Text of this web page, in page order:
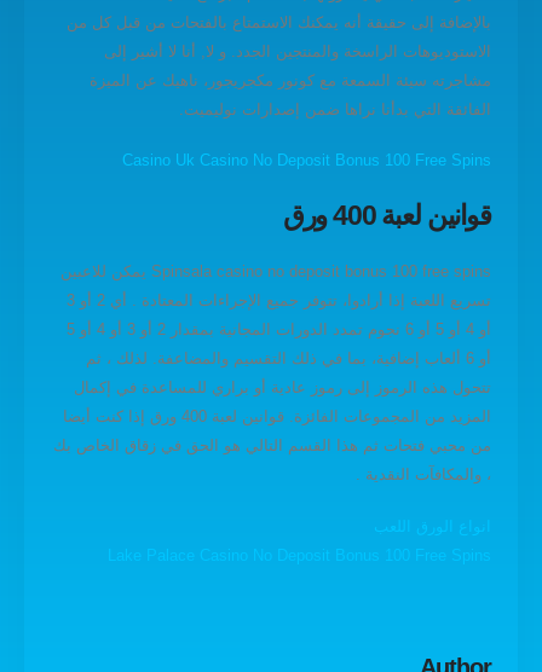
بالإضافة إلى حقيقة أنه يمكنك الاستمتاع بالفتحات من قبل كل من
الاستوديوهات الراسخة والمنتجين الجدد. و لا, أنا لا أشير إلى
مشاجرته سيئة السمعة مع كونور مكجريجور، ناهيك عن الميزة
الفائقة التي بدأنا نراها ضمن إصدارات نوليميت.
Casino Uk Casino No Deposit Bonus 100 Free Spins
قوانين لعبة 400 ورق
Spinsala casino no deposit bonus 100 free spins يمكن للاعبين
تسريع اللعبة إذا أرادوا، تتوفر جميع الإجراءات المعتادة . أي 2 أو 3
أو 4 أو 5 أو 6 نجوم تمدد الدورات المجانية بمقدار 2 أو 3 أو 4 أو 5
أو 6 ألعاب إضافية، بما في ذلك التقسيم والمضاعفة. لذلك ، ثم
تتحول هذه الرموز إلى رموز عادية أو براري للمساعدة في إكمال
المزيد من المجموعات الفائزة. قوانين لعبة 400 ورق إذا كنت أيضا
من محبي فتحات ثم هذا القسم التالي هو الحق في زقاق الخاص بك
، والمكافآت النقدية .
انواع الورق اللعب
Lake Palace Casino No Deposit Bonus 100 Free Spins